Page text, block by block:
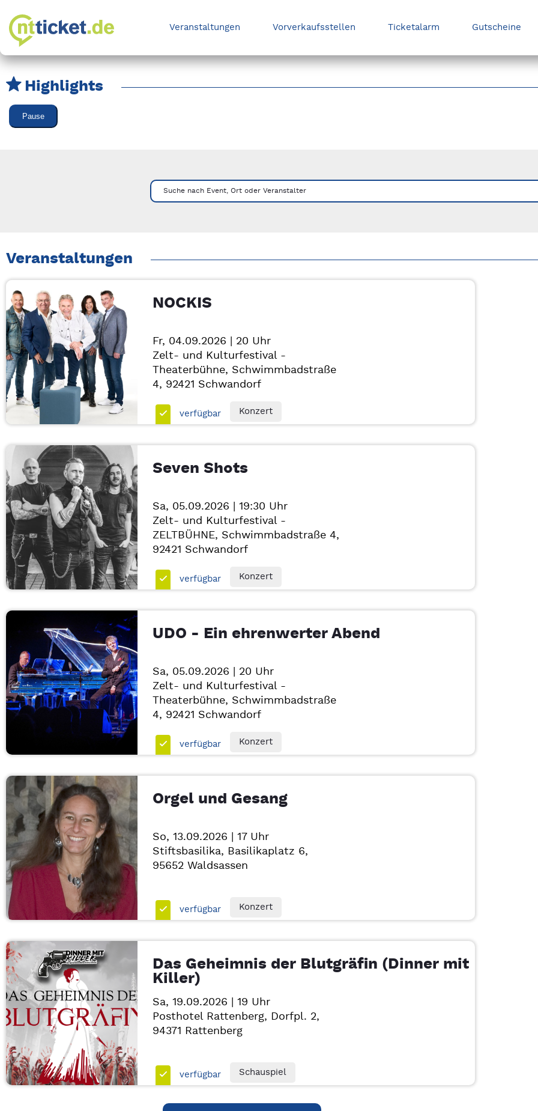
Veranstaltungen Vorverkaufsstellen Ticketalarm Gutscheine
Highlights
Karussell Veranstaltungen überspringen
Pause
Suche nach Event, Ort oder Veranstalter
Veranstaltungen
NOCKIS
Fr, 04.09.2026 | 20 Uhr
Zelt- und Kulturfestival -
Theaterbühne, Schwimmbadstraße
4, 92421 Schwandorf
verfügbar Konzert
Seven Shots
Sa, 05.09.2026 | 19:30 Uhr
Zelt- und Kulturfestival -
ZELTBÜHNE, Schwimmbadstraße 4,
92421 Schwandorf
verfügbar Konzert
UDO - Ein ehrenwerter Abend
Sa, 05.09.2026 | 20 Uhr
Zelt- und Kulturfestival -
Theaterbühne, Schwimmbadstraße
4, 92421 Schwandorf
verfügbar Konzert
Orgel und Gesang
So, 13.09.2026 | 17 Uhr
Stiftsbasilika, Basilikaplatz 6,
95652 Waldsassen
verfügbar Konzert
Das Geheimnis der Blutgräfin (Dinner mit
Killer)
Sa, 19.09.2026 | 19 Uhr
Posthotel Rattenberg, Dorfpl. 2,
94371 Rattenberg
verfügbar Schauspiel